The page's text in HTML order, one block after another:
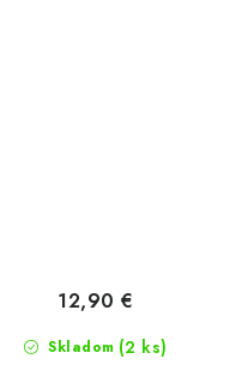
Skladom (2 ks)
12,90 €